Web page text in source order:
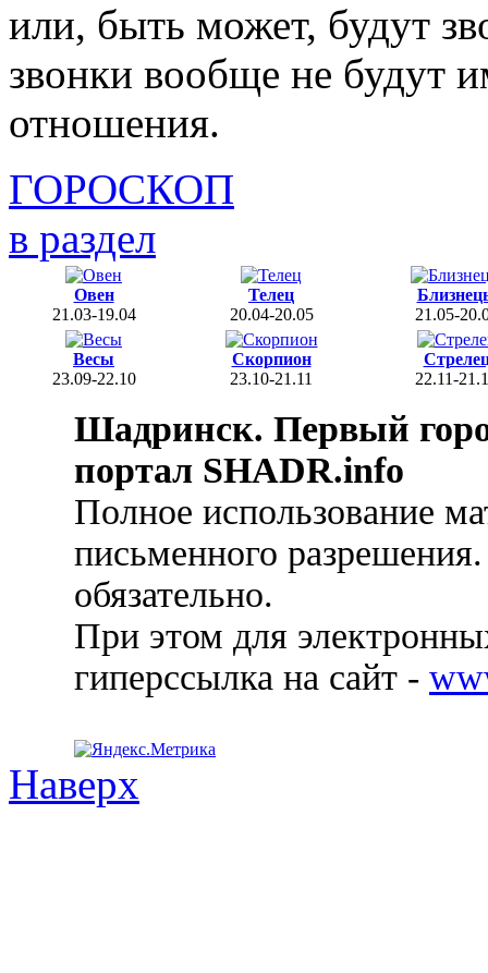
или, быть может, будут
звонки вообще не будут
отношения.
ГОРОСКОП
в раздел
Овен
21.03-19.04
Телец
20.04-20.05
21.05-
Весы
23.09-22.10
Скорпион
23.10-21.11
22.11-
Шадринск. Первый
портал SHADR.info
Полное использование
письменного
обязательно.
При этом для
гиперссылка на сайт -
Наверх